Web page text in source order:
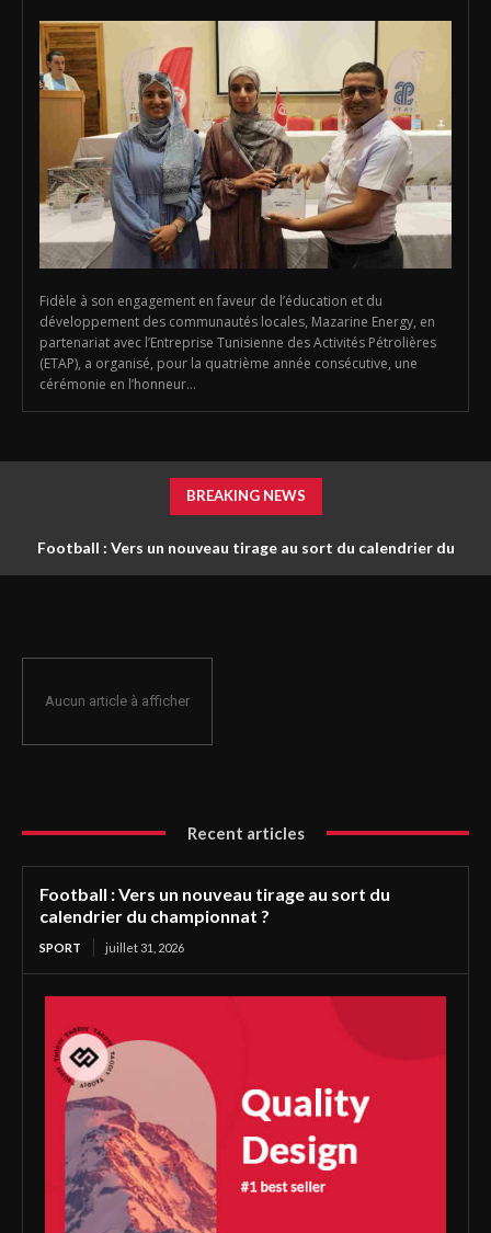
Fidèle à son engagement en faveur de l’éducation et du
développement des communautés locales, Mazarine Energy, en
partenariat avec l’Entreprise Tunisienne des Activités Pétrolières
(ETAP), a organisé, pour la quatrième année consécutive, une
cérémonie en l’honneur...
BREAKING NEWS
Football : Vers un nouveau tirage au sort du calendrier du
Aucun article à afficher
Recent articles
Football : Vers un nouveau tirage au sort du
calendrier du championnat ?
SPORT juillet 31, 2026